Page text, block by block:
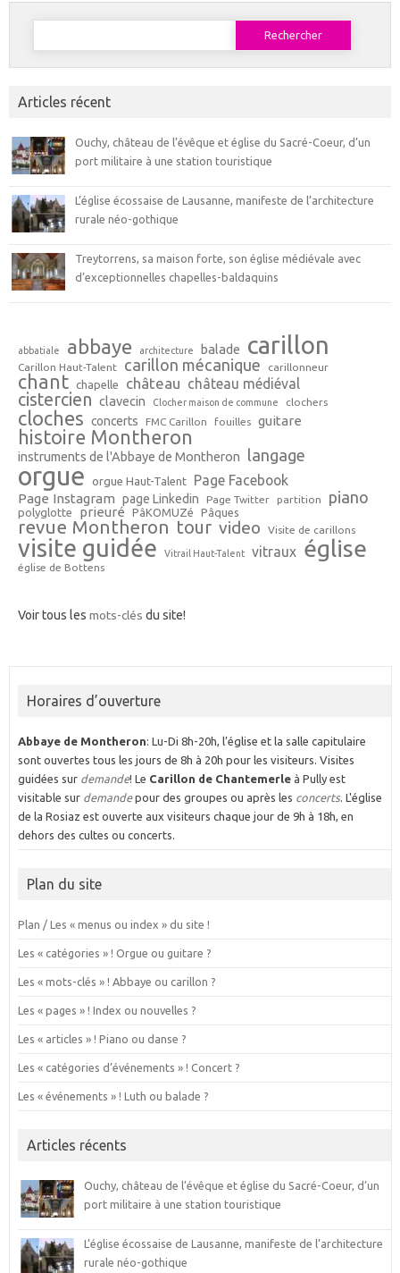
Rechercher :
Articles récent
Ouchy, château de l’évêque et église du Sacré-Coeur, d’un
port militaire à une station touristique
L’église écossaise de Lausanne, manifeste de l’architecture
rurale néo-gothique
Treytorrens, sa maison forte, son église médiévale avec
d’exceptionnelles chapelles-baldaquins
abbatiale abbaye architecture balade carillon
Carillon Haut-Talent carillon mécanique carillonneur
chant chapelle château château médiéval
cistercien clavecin Clocher maison de commune clochers
cloches concerts FMC Carillon fouilles guitare
histoire Montheron
instruments de l'Abbaye de Montheron langage
orgue orgue Haut-Talent Page Facebook
Page Instagram page Linkedin Page Twitter partition piano
polyglotte prieuré PâKOMUZé Pâques
revue Montheron tour video Visite de carillons
visite guidée Vitrail Haut-Talent vitraux église
église de Bottens
Voir tous les mots-clés du site!
Horaires d’ouverture
Abbaye de Montheron: Lu-Di 8h-20h, l’église et la salle capitulaire
sont ouvertes tous les jours de 8h à 20h pour les visiteurs. Visites
guidées sur demande! Le Carillon de Chantemerleà Pully est
visitable sur demandepour des groupes ou après les concerts. L'église
de la Rosiaz est ouverte aux visiteurs chaque jour de 9h à 18h, en
dehors des cultes ou concerts.
Plan du site
Plan / Les « menus ou index » du site !
Les « catégories » ! Orgue ou guitare ?
Les « mots-clés » ! Abbaye ou carillon ?
Les « pages » ! Index ou nouvelles ?
Les « articles » ! Piano ou danse ?
Les « catégories d’événements » ! Concert ?
Les « événements » ! Luth ou balade ?
Articles récents
Ouchy, château de l’évêque et église du Sacré-Coeur, d’un
port militaire à une station touristique
L’église écossaise de Lausanne, manifeste de l’architecture
rurale néo-gothique